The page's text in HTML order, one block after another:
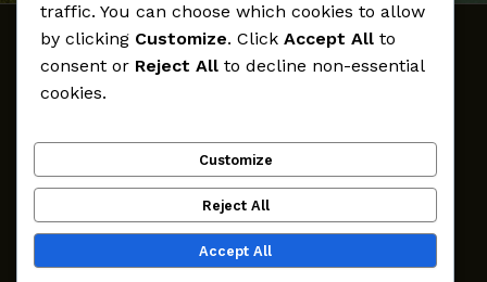
Accueil
Médias
Participer
CultureK
Contact
traffic. You can choose which cookies to allow
by clicking Customize. Click Accept All to
consent or Reject All to decline non-essential
cookies.
Customize
Reject All
Accept All